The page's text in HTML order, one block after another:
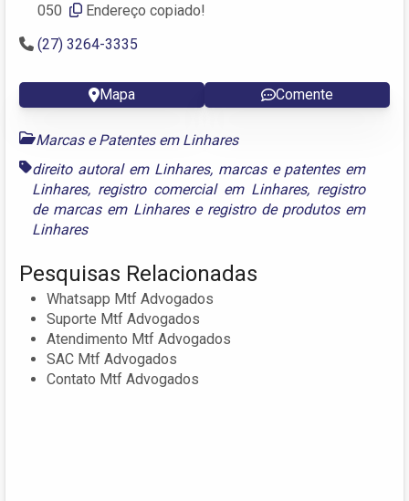
050 ‎
Endereço copiado!
(27) 3264-3335
Mapa Comente
Marcas e Patentes em Linhares
direito autoral em Linhares, marcas e patentes em
Linhares, registro comercial em Linhares, registro
de marcas em Linharese registro de produtos em
Linhares
Pesquisas Relacionadas
Whatsapp Mtf Advogados
Suporte Mtf Advogados
Atendimento Mtf Advogados
SAC Mtf Advogados
Contato Mtf Advogados